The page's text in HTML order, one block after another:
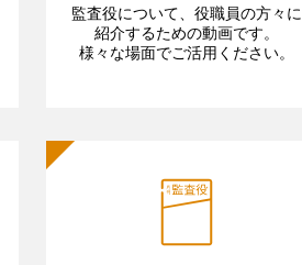
監査役について、役職員の方々に
紹介するための動画です。
様々な場面でご活用ください。